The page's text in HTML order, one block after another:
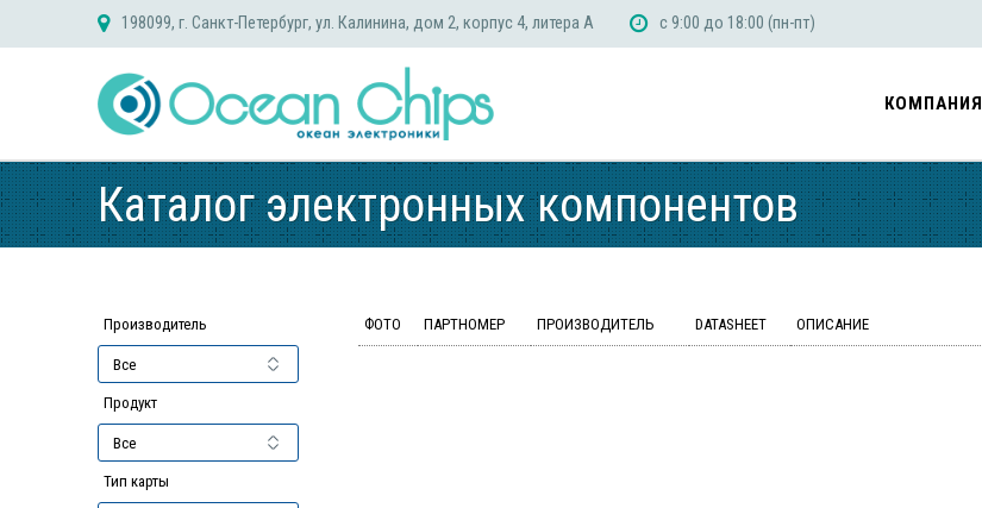
198099, г. Санкт-Петербург, ул. Калинина, дом 2, корпус 4, литера А с 9:00 до 18:00 (пн-пт)
КОМПАНИЯ
Каталог электронных компонентов
Производитель
Продукт
Тип карты
ФОТО ПАРТНОМЕР ПРОИЗВОДИТЕЛЬ DATASHEET ОПИСАНИЕ